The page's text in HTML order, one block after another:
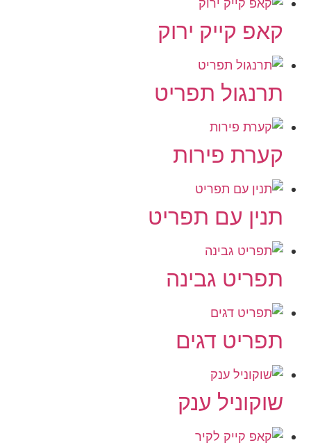
קאפ קייק ירוק
תרנגול תפריט
קערת פירות
תנין עם תפריט
תפריט גבינה
תפריט דגים
שוקוניל ענק